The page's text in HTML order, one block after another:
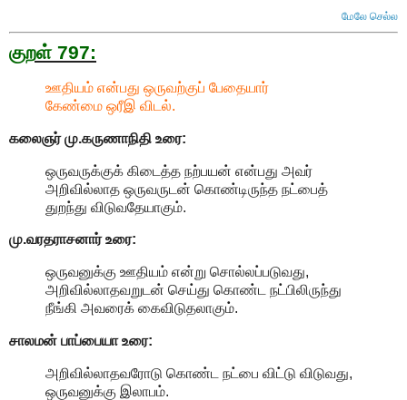
மேலே செல்ல
குறள் 797:
ஊதியம் என்பது ஒருவற்குப் பேதையார்
கேண்மை ஒரீஇ விடல்.
கலைஞர் மு.கருணாநிதி உரை:
ஒருவருக்குக் கிடைத்த நற்பயன் என்பது அவர்
அறிவில்லாத ஒருவருடன் கொண்டிருந்த நட்பைத்
துறந்து விடுவதேயாகும்.
மு.வரதராசனார்உரை:
ஒருவனுக்கு ஊதியம் என்று சொல்லப்படுவது,
அறிவில்லாதவறுடன் செய்து கொண்ட நட்பிலிருந்து
நீங்கி அவரைக் கைவிடுதலாகும்.
சாலமன் பாப்பையா உரை:
அறிவில்லாதவரோடு கொண்ட நட்பை விட்டு விடுவது,
ஒருவனுக்கு இலாபம்.